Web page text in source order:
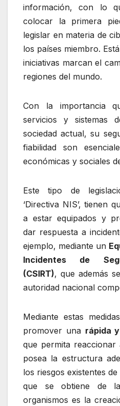
información, con lo
colocar la primera
legislar en materia de
los países miembro.
iniciativas marcan el
regiones del mundo.
Con la importancia
servicios y sistemas
sociedad actual, su
fiabilidad son
económicas y sociales
Este tipo de
‘Directiva NIS’, tienen
a estar equipados y
dar respuesta a
ejemplo, mediante un
Incidentes de
(CSIRT), que además
autoridad nacional
Mediante estas
promover una rápida
que permita reaccionar
posea la estructura
los riesgos existentes
que se obtiene de
organismos es la